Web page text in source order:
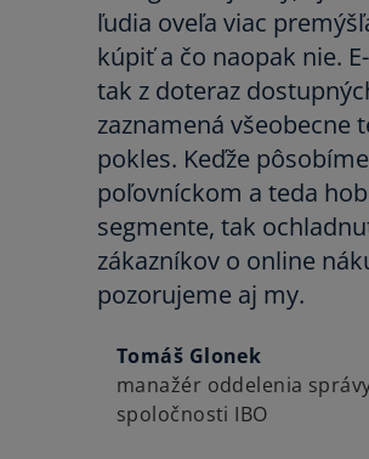
ľudia oveľa viac
kúpiť a čo naopak nie.
tak z doteraz
zaznamená všeobecne
pokles. Keďže
poľovníckom a teda
segmente, tak
zákazníkov o online
pozorujeme aj my.
Tomáš Glonek
manažér oddelenia
spoločnosti IBO